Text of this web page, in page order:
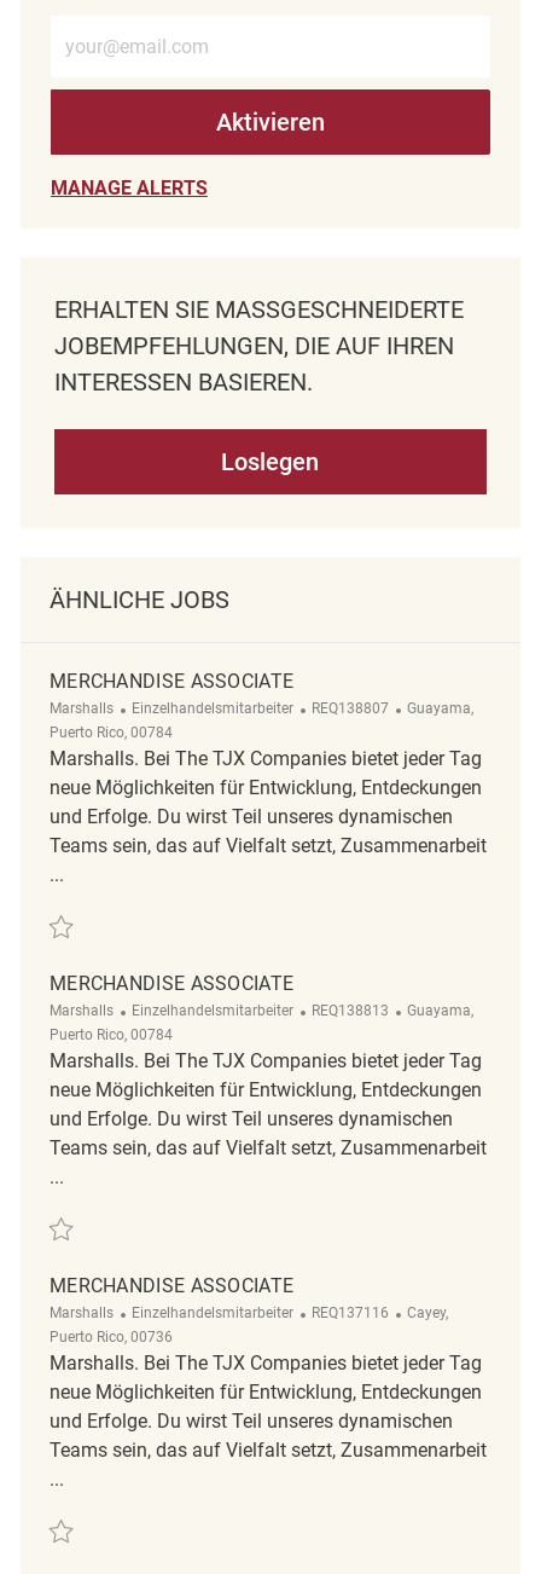
Aktivieren
MANAGE ALERTS
ERHALTEN SIE MASSGESCHNEIDERTE J
OBEMPFEHLUNGEN, DIE AUF IHREN I
NTERESSEN BASIEREN.
Loslegen
ÄHNLICHE JOBS
MERCHANDISE ASSOCIATE
Marshalls Kategorie
Einzelhandelsmitarbeiter ReqId
REQ138807 Ort
Guayama,
Puerto Rico, 00784
Marshalls. Bei The TJX Companies bietet jeder Tag
neue Möglichkeiten für Entwicklung, Entdeckungen
und Erfolge. Du wirst Teil unseres dynamischen
Teams sein, das auf Vielfalt setzt, Zusammenarbeit
...
Retten Merchandise Associate REQ138807
MERCHANDISE ASSOCIATE
Marshalls Kategorie
Einzelhandelsmitarbeiter ReqId
REQ138813 Ort
Guayama,
Puerto Rico, 00784
Marshalls. Bei The TJX Companies bietet jeder Tag
neue Möglichkeiten für Entwicklung, Entdeckungen
und Erfolge. Du wirst Teil unseres dynamischen
Teams sein, das auf Vielfalt setzt, Zusammenarbeit
...
Retten Merchandise Associate REQ138813
MERCHANDISE ASSOCIATE
Marshalls Kategorie
Einzelhandelsmitarbeiter ReqId
REQ137116 Ort
Cayey,
Puerto Rico, 00736
Marshalls. Bei The TJX Companies bietet jeder Tag
neue Möglichkeiten für Entwicklung, Entdeckungen
und Erfolge. Du wirst Teil unseres dynamischen
Teams sein, das auf Vielfalt setzt, Zusammenarbeit
...
Retten merchandise associate REQ137116